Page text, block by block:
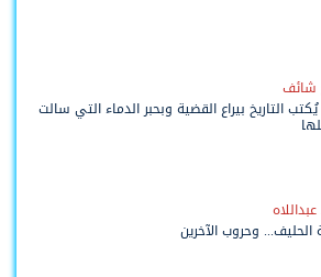
شائف
التاريخ بيراع القضية وبحبر الدماء التي سالت
الحليف... وحروب الآخرين